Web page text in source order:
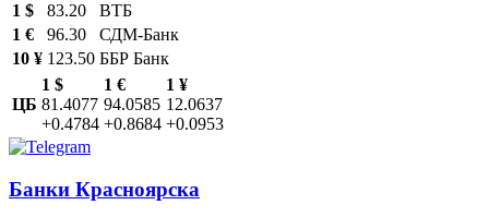
1 $
83.20
ВТБ
1 €
96.30
СДМ-Банк
10 ¥ 123.50 ББР Банк
ЦБ
1 $
81.4077
+0.4784
1 €
94.0585
+0.8684
1 ¥
12.0637
+0.0953
Банки Красноярска